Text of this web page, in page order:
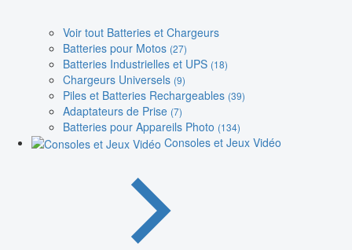
Voir tout Batteries et Chargeurs
Batteries pour Motos (27)
Batteries Industrielles et UPS (18)
Chargeurs Universels (9)
Piles et Batteries Rechargeables (39)
Adaptateurs de Prise (7)
Batteries pour Appareils Photo (134)
Consoles et Jeux Vidéo